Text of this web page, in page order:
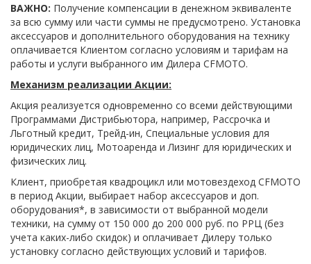
ВАЖНО: Получение компенсации в денежном эквиваленте
за всю сумму или части суммы не предусмотрено. Установка
аксессуаров и дополнительного оборудования на технику
оплачивается Клиентом согласно условиям и тарифам на
работы и услуги выбранного им Дилера CFMOTO.
Механизм реализации Акции:
Акция реализуется одновременно со всеми действующими
Программами Дистрибьютора, например, Рассрочка и
Льготный кредит, Трейд-ин, Специальные условия для
юридических лиц, Мотоаренда и Лизинг для юридических и
физических лиц.
Клиент, приобретая квадроцикл или мотовездеход CFMOTO
в период Акции, выбирает набор аксессуаров и доп.
оборудования*, в зависимости от выбранной модели
техники, на сумму от 150 000 до 200 000 руб. по РРЦ (без
учета каких-либо скидок) и оплачивает Дилеру только
установку согласно действующих условий и тарифов.